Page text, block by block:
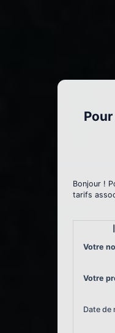
Bonjour !
tarifs
Votre
Votre
Date de